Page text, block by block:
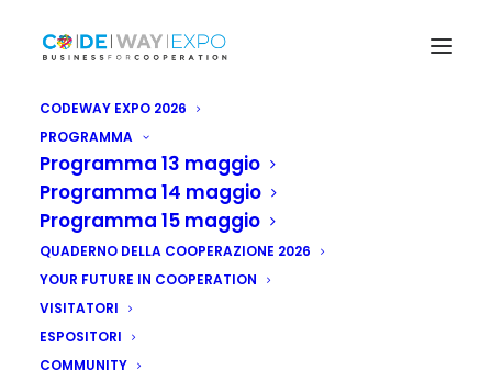
CODEWAY EXPO 2026
PROGRAMMA
Programma 13 maggio
Programma 14 maggio
Programma 15 maggio
QUADERNO DELLA COOPERAZIONE 2026
YOUR FUTURE IN COOPERATION
VISITATORI
ESPOSITORI
COMMUNITY